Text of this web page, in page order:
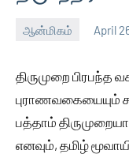
ஆன்மிகம் April
Thagaval
No
திருமுறை பிரபந்த
புராணவகையையும்
பத்தாம்
எனவும், தமிழ்